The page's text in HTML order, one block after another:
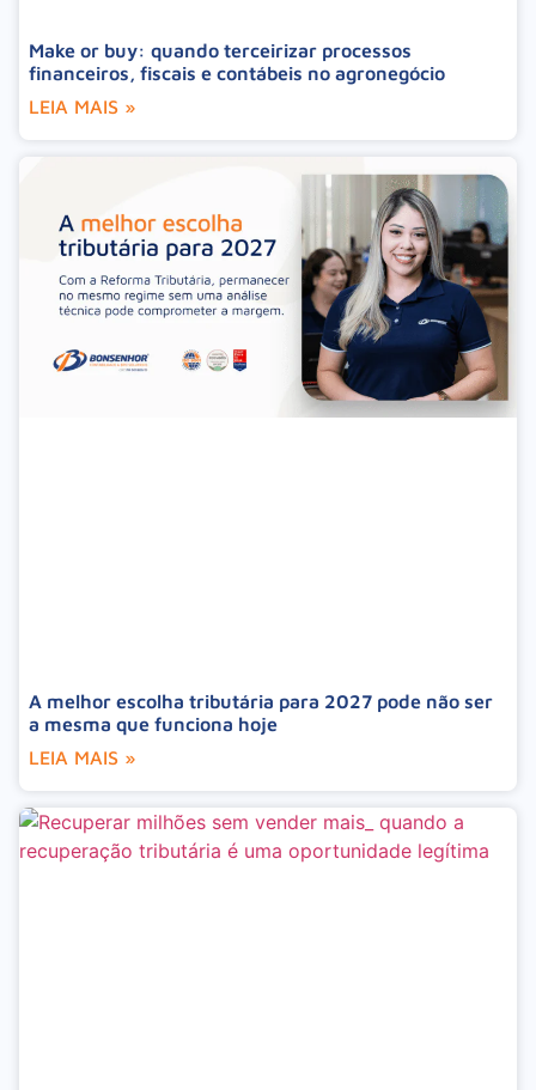
Make or buy: quando terceirizar processos
financeiros, fiscais e contábeis no agronegócio
LEIA MAIS »
A melhor escolha tributária para 2027 pode não ser
a mesma que funciona hoje
LEIA MAIS »